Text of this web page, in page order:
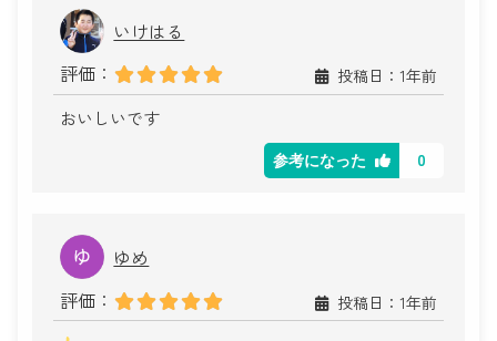
いけはる
評価：
投稿日：1年前
おいしいです
参考になった 0
ゆめ
評価：
投稿日：1年前